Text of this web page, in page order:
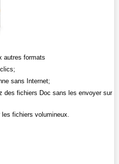
autres formats
sans Internet;
des fichiers Doc sans les envoyer sur
fichiers volumineux.